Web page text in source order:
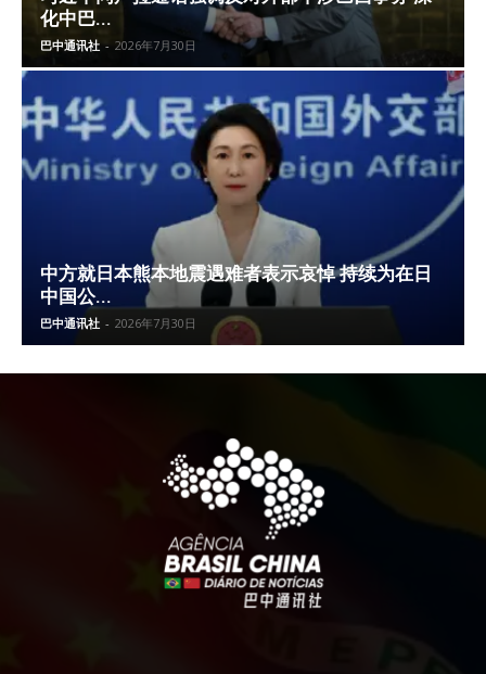
化中巴...
巴中通讯社 - 2026年7月30日
中方就日本熊本地震遇难者表示哀悼 持续为在日
中国公...
巴中通讯社 - 2026年7月30日